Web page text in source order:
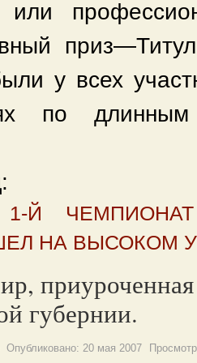
или
у всех
по
1-Й
НА ВЫСОКОМ
губернии.
Опубликовано: 20 мая 2007